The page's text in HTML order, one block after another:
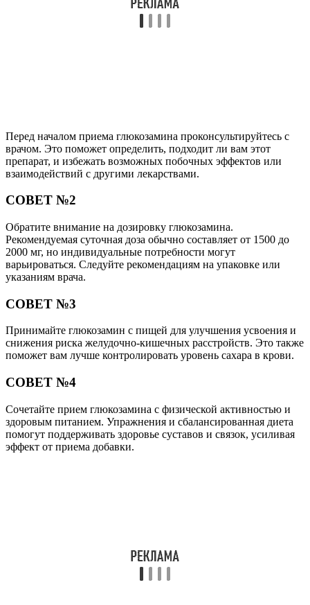
Перед началом приема глюкозамина проконсультируйтесь с
врачом. Это поможет определить, подходит ли вам этот
препарат, и избежать возможных побочных эффектов или
взаимодействий с другими лекарствами.
СОВЕТ №2
Обратите внимание на дозировку глюкозамина.
Рекомендуемая суточная доза обычно составляет от 1500 до
2000 мг, но индивидуальные потребности могут
варьироваться. Следуйте рекомендациям на упаковке или
указаниям врача.
СОВЕТ №3
Принимайте глюкозамин с пищей для улучшения усвоения и
снижения риска желудочно-кишечных расстройств. Это также
поможет вам лучше контролировать уровень сахара в крови.
СОВЕТ №4
Сочетайте прием глюкозамина с физической активностью и
здоровым питанием. Упражнения и сбалансированная диета
помогут поддерживать здоровье суставов и связок, усиливая
эффект от приема добавки.